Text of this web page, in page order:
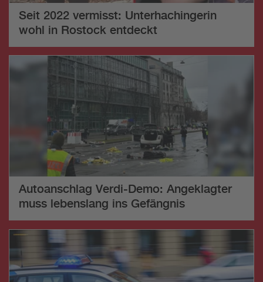
Seit 2022 vermisst: Unterhachingerin
wohl in Rostock entdeckt
Autoanschlag Verdi-Demo: Angeklagter
muss lebenslang ins Gefängnis